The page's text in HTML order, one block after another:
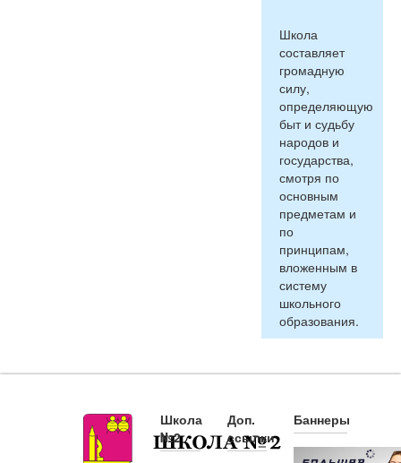
Школа
составляет
громадную
силу,
определяющую
быт и судьбу
народов и
государства,
смотря по
основным
предметам и
по
принципам,
вложенным в
систему
школьного
образования.
Школа
№2
Доп.
ссылки
Баннеры